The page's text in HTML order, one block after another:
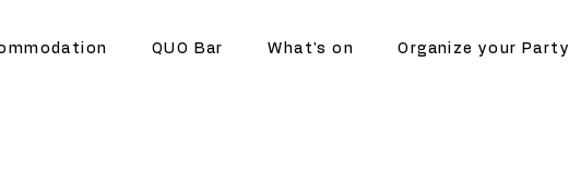
QUO Bar What's on Organize your Party